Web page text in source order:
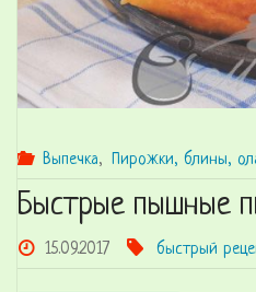
Выпечка, Пирожки, блины,
Быстрые пышные
15.09.2017 быстрый